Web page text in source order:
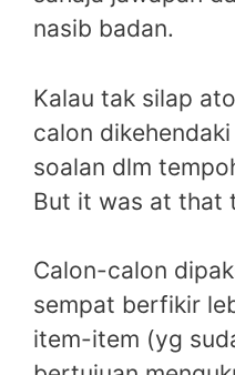
nasib badan.
Kalau tak silap
calon
soalan dlm
But it was at that
Calon-calon
sempat berfikir
item-item (yg